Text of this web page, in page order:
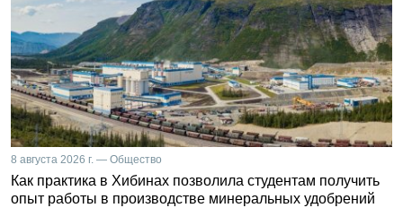
8 августа 2026 г. — Общество
Как практика в Хибинах позволила студентам получить
опыт работы в производстве минеральных удобрений